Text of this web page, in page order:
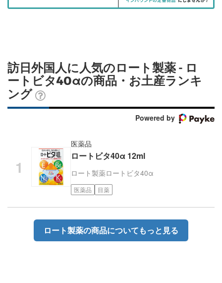
る
る
に
訪日外国人に人気のロート製薬 - ロ
ートビタ40αの商品・お土産ランキ
ング
Powered by
医薬品
ロートビタ40α 12ml
ロート製薬ロートビタ40α
医薬品 目薬
ロート製薬の商品についてもっと見る